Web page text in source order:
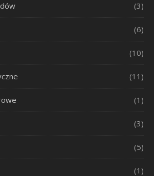
(3)
(6)
(10)
(11)
(1)
(3)
(5)
(1)